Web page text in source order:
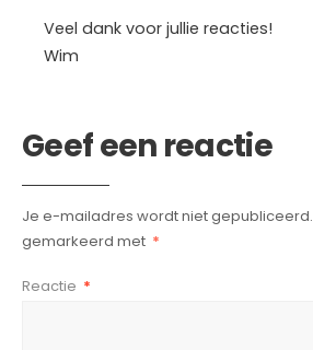
Veel dank voor jullie reacties!
Wim
Geef een reactie
Je e-mailadres wordt niet gepubliceerd.
gemarkeerd met *
Reactie *